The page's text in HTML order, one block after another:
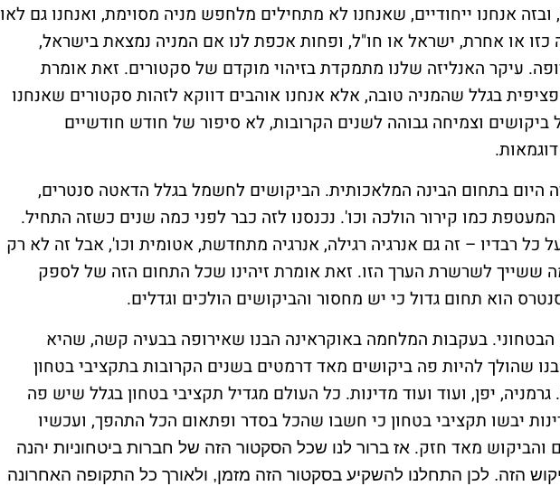
אנחנו ייחודיים, שאנחנו לא מתחילים מלחפש מניה מסוימת, ואנחנו גם לאו
כזו או אחרת, ישראל או חו"ל, ופחות אכפת לנו אם המניה נמצאת בישראל,
עיקר האנליזה שלנו מתמקדת בזיהוי מוקדם של סקטורים. זאת אומרת
בגלל שהמניה טובה, אלא אנחנו אוהבים דווקא לזהות סקטורים שאנחנו
וצמיחה גבוהה לשנים הקרובות, לא סיפור של חודש חודשיים
בתחום הבינה המלאכותית. הביקושים לחשמל בגלל הדאטה סנטרים,
כמו קירור הולכה וכו'. נכנסנו לזה כבר לפני כמה שנים כשזה התחיל.
כל רבדיו – זה גם אנרגיה רגילה, אנרגיה מתחדשת, אטומית וכו', אבל זה לא רק
ששייך לשרשרת הערך הזו. זאת אומרת זיהינו שכל התחום הזה של לספק
הוא תחום גדול כי יש מחסור והביקושים הולכים וגדלים.
הבטחוני. בעקבות המלחמה באוקראינה הבנו שאירופה בבעיה קשה, שהיא
שהולך להיות פה ביקושים מאד דרמטים בשנים הקרובות בתקציבי בטחון
יפן, ועוד ועוד מדינות. כל העולם מגדיל תקציבי בטחון בגלל שיש פה
יבשו תקציבי בטחון כי חשבו שהכל בסדר ופתאום הכל התהפך, ועכשיו
והביקוש מאד חזק. אז ברור לנו שכל הסקטור הזה של חברות ביטחוניות יהנה
הזה. לכן התחלנו להשקיע בסקטור הזה מזמן, ולאורך כל התקופה האחרונה